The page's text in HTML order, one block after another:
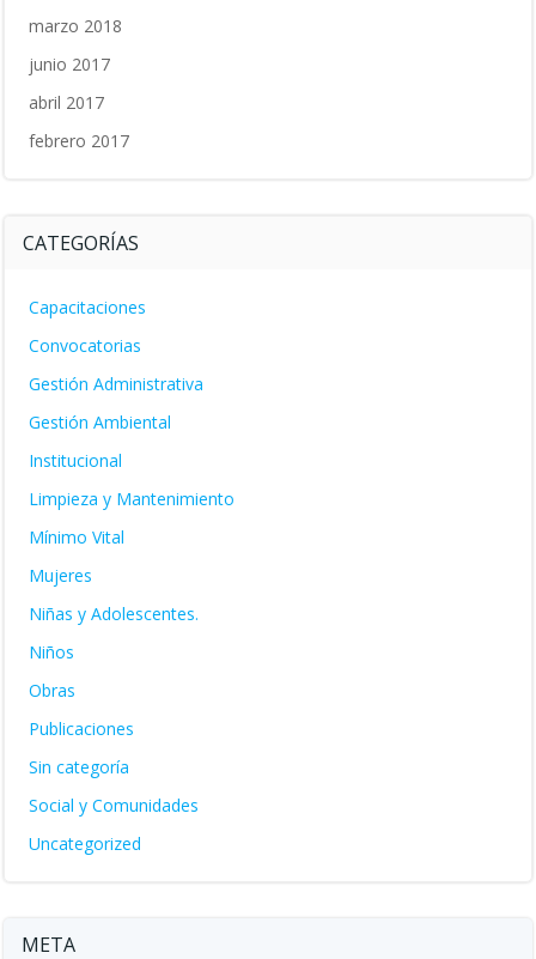
marzo 2018
junio 2017
abril 2017
febrero 2017
CATEGORÍAS
Capacitaciones
Convocatorias
Gestión Administrativa
Gestión Ambiental
Institucional
Limpieza y Mantenimiento
Mínimo Vital
Mujeres
Niñas y Adolescentes.
Niños
Obras
Publicaciones
Sin categoría
Social y Comunidades
Uncategorized
META